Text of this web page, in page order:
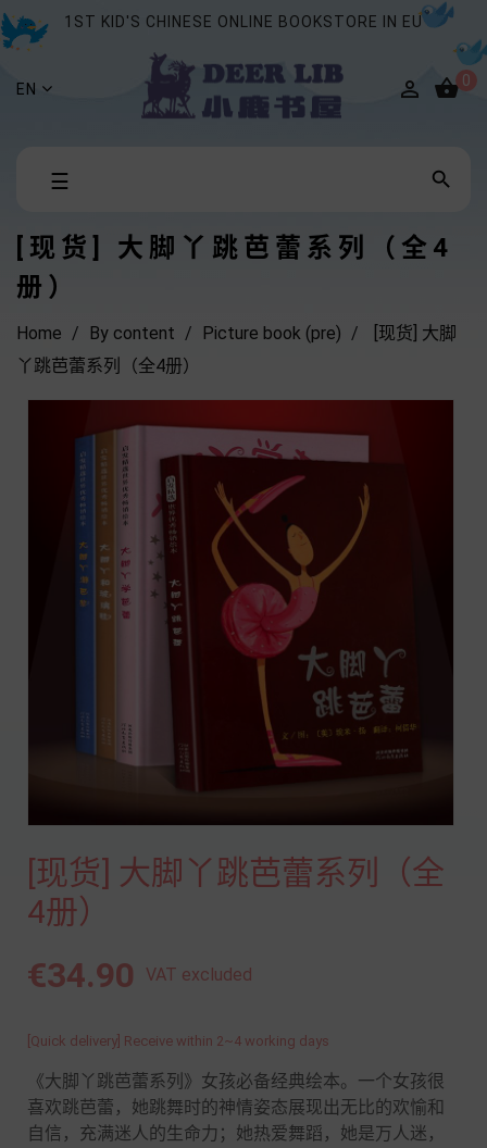
1ST KID'S CHINESE ONLINE BOOKSTORE IN EU
EN  0
Toggle
☰ 
[现货] 大脚丫跳芭蕾系列（全4
册）
Home By content Picture book (pre)
[现货] 大脚
丫跳芭蕾系列（全4册）
[现货] 大脚丫跳芭蕾系列（全
4册）
€34.90 VAT excluded
[Quick delivery] Receive within 2~4 working days
《大脚丫跳芭蕾系列》女孩必备经典绘本。一个女孩很
喜欢跳芭蕾，她跳舞时的神情姿态展现出无比的欢愉和
自信，充满迷人的生命力；她热爱舞蹈，她是万人迷，